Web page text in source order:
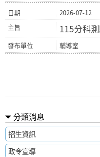
2026-07-12
115分科
輔導室
分類消息
招生資訊
政令宣導